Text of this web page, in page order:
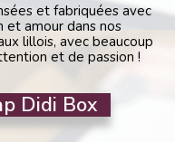
et fabriquées avec
et amour dans nos
lillois, avec beaucoup
et de passion !
Didi Box